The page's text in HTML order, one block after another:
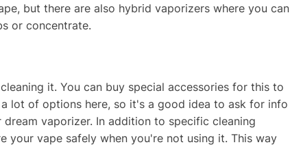
but there are also hybrid vaporizers where you can
or concentrate.
it. You can buy special accessories for this to
lot of options here, so it's a good idea to ask for info
vaporizer. In addition to specific cleaning
your vape safely when you're not using it. This way